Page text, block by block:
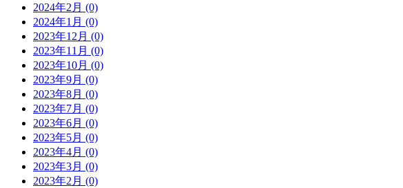
2024年2月 (0)
2024年1月 (0)
2023年12月 (0)
2023年11月 (0)
2023年10月 (0)
2023年9月 (0)
2023年8月 (0)
2023年7月 (0)
2023年6月 (0)
2023年5月 (0)
2023年4月 (0)
2023年3月 (0)
2023年2月 (0)